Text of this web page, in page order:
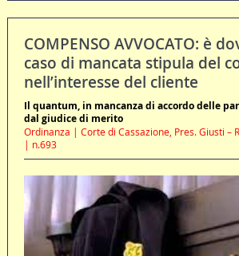
COMPENSO AVVOCATO: è
caso di mancata stipula del
nell’interesse del cliente
Il quantum, in mancanza di accordo delle
dal giudice di merito
Ordinanza | Corte di Cassazione, Pres. Giusti –
| n.693